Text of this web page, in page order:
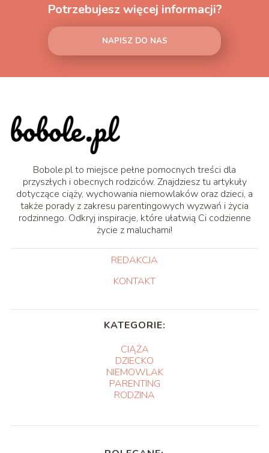
Potrzebujesz więcej informacji?
NAPISZ DO NAS
Bobole.pl to miejsce pełne pomocnych treści dla
przyszłych i obecnych rodziców. Znajdziesz tu artykuły
dotyczące ciąży, wychowania niemowlaków oraz dzieci, a
także porady z zakresu parentingowych wyzwań i życia
rodzinnego. Odkryj inspiracje, które ułatwią Ci codzienne
życie z maluchami!
REDAKCJA
KONTAKT
KATEGORIE:
CIĄŻA
DZIECKO
NIEMOWLAK
PARENTING
RODZINA